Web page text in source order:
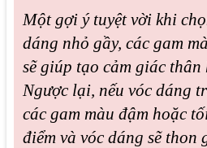
Một gợi ý tuyệt vời khi
dáng nhỏ gầy, các gam
sẽ giúp tạo cảm giác
Ngược lại, nếu vóc dáng
các gam màu đậm hoặc
điểm và vóc dáng sẽ thon